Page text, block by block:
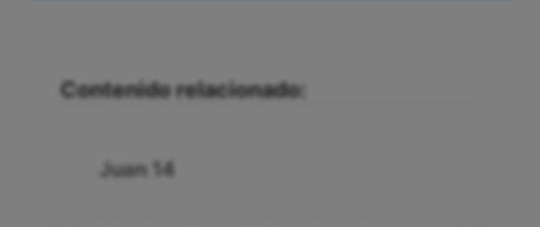
Contenido relacionado:
Juan 14